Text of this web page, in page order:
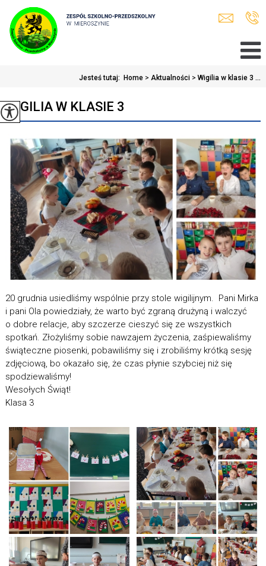
Jesteś tutaj: Home > Aktualności > Wigilia w klasie 3 ...
WIGILIA W KLASIE 3
20 grudnia usiedliśmy wspólnie przy stole wigilijnym. Pani Mirka
i pani Ola powiedziały, że warto być zgraną drużyną i walczyć
o dobre relacje, aby szczerze cieszyć się ze wszystkich
spotkań. Złożyliśmy sobie nawzajem życzenia, zaśpiewaliśmy
świąteczne piosenki, pobawiliśmy się i zrobiliśmy krótką sesję
zdjęciową, bo okazało się, że czas płynie szybciej niż się
spodziewaliśmy!
Wesołych Świąt!
Klasa 3